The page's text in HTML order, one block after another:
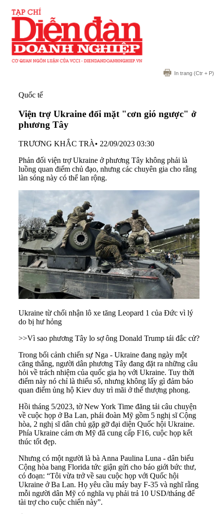
In trang (Ctr + P)
Quốc tế
Viện trợ Ukraine đối mặt "cơn gió ngược" ở
phương Tây
TRƯƠNG KHẮC TRÀ• 22/09/2023 03:30
Phản đối viện trợ Ukraine ở phương Tây không phải là
luồng quan điểm chủ đạo, nhưng các chuyên gia cho rằng
làn sóng này có thể lan rộng.
Ukraine từ chối nhận lô xe tăng Leopard 1 của Đức vì lý
do bị hư hỏng
>>Vì sao phương Tây lo sợ ông Donald Trump tái đắc cử?
Trong bối cảnh chiến sự Nga - Ukraine đang ngày một
căng thẳng, người dân phương Tây đang đặt ra những câu
hỏi về trách nhiệm của quốc gia họ với Ukraine. Tuy thời
điểm này nó chỉ là thiểu số, nhưng không lấy gì đảm bảo
quan điểm ủng hộ Kiev duy trì mãi ở thế thượng phong.
Hồi tháng 5/2023, tờ New York Time đăng tải câu chuyện
về cuộc họp ở Ba Lan, phái đoàn Mỹ gồm 5 nghị sĩ Cộng
hòa, 2 nghị sĩ dân chủ gặp gỡ đại diện Quốc hội Ukraine.
Phía Ukraine cảm ơn Mỹ đã cung cấp F16, cuộc họp kết
thúc tốt đẹp.
Nhưng có một người là bà Anna Paulina Luna - dân biểu
Cộng hòa bang Florida tức giận gửi cho báo giới bức thư,
có đoạn: “Tôi vừa trở về sau cuộc họp với Quốc hội
Ukraine ở Ba Lan. Họ yêu cầu máy bay F-35 và nghĩ rằng
mỗi người dân Mỹ có nghĩa vụ phải trả 10 USD/tháng để
tài trợ cho cuộc chiến này”.